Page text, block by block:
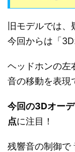
旧モデルでは、
今回からは「3D
ヘッドホンの左
音の移動を表現
今回の3Dオー
点に注目！
残響音の制御で